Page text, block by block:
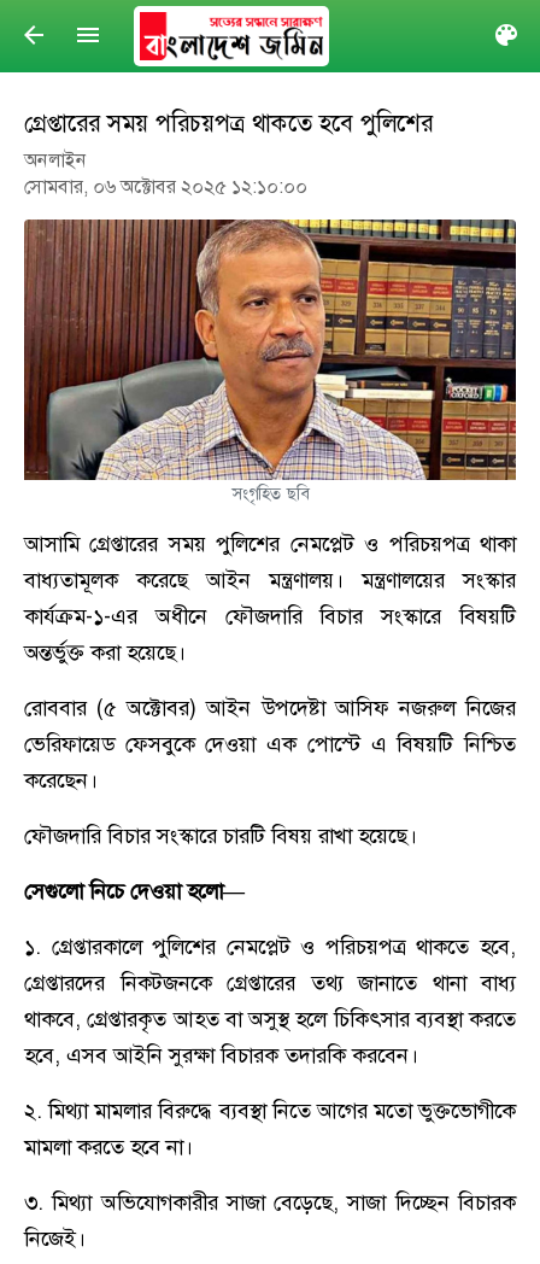
arrow_back menu
গ্রেপ্তারের সময় পরিচয়পত্র থাকতে হবে পুলিশের
অনলাইন
সোমবার, ০৬ অক্টোবর ২০২৫ ১২:১০:০০
সংগৃহিত ছবি
আসামি গ্রেপ্তারের সময় পুলিশের নেমপ্লেট ও পরিচয়পত্র থাকা
বাধ্যতামূলক করেছে আইন মন্ত্রণালয়। মন্ত্রণালয়ের সংস্কার
কার্যক্রম-১-এর অধীনে ফৌজদারি বিচার সংস্কারে বিষয়টি
অন্তর্ভুক্ত করা হয়েছে।
রোববার (৫ অক্টোবর) আইন উপদেষ্টা আসিফ নজরুল নিজের
ভেরিফায়েড ফেসবুকে দেওয়া এক পোস্টে এ বিষয়টি নিশ্চিত
করেছেন।
ফৌজদারি বিচার সংস্কারে চারটি বিষয় রাখা হয়েছে।
সেগুলো নিচে দেওয়া হলো—
১. গ্রেপ্তারকালে পুলিশের নেমপ্লেট ও পরিচয়পত্র থাকতে হবে,
গ্রেপ্তারদের নিকটজনকে গ্রেপ্তারের তথ্য জানাতে থানা বাধ্য
থাকবে, গ্রেপ্তারকৃত আহত বা অসুস্থ হলে চিকিৎসার ব্যবস্থা করতে
হবে, এসব আইনি সুরক্ষা বিচারক তদারকি করবেন।
২. মিথ্যা মামলার বিরুদ্ধে ব্যবস্থা নিতে আগের মতো ভুক্তভোগীকে
মামলা করতে হবে না।
৩. মিথ্যা অভিযোগকারীর সাজা বেড়েছে, সাজা দিচ্ছেন বিচারক
নিজেই।